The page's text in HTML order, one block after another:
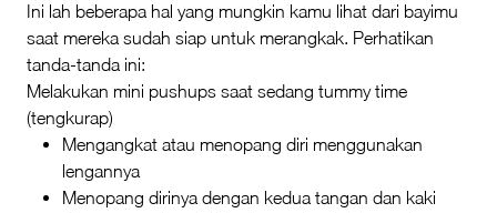
Ini lah beberapa hal yang mungkin kamu lihat dari bayimu
saat mereka sudah siap untuk merangkak. Perhatikan
tanda-tanda ini:
Melakukan mini pushups saat sedang tummy time
(tengkurap)
Mengangkat atau menopang diri menggunakan
lengannya
Menopang dirinya dengan kedua tangan dan kaki